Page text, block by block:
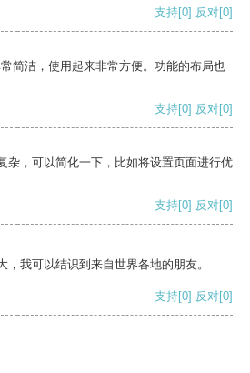
支持[0] 反对[0]
简洁，使用起来非常方便。功能的布局也
支持[0] 反对[0]
杂，可以简化一下，比如将设置页面进行优
支持[0] 反对[0]
，我可以结识到来自世界各地的朋友。
支持[0] 反对[0]